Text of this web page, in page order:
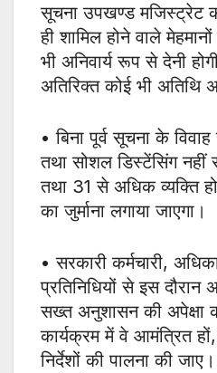
सूचना उपखण्ड मजिस्ट्रेट
ही शामिल होने वाले
भी अनिवार्य रूप से देनी
अतिरिक्त कोई भी अतिथि
• बिना पूर्व सूचना के
तथा सोशल डिस्टेंसिंग
तथा 31 से अधिक व्यक्ति
का जुर्माना लगाया जाएगा।
• सरकारी कर्मचारी,
प्रतिनिधियों से इस
सख्त अनुशासन की अपेक्षा
कार्यक्रम में वे आमंत्रित हों,
निर्देशों की पालना की